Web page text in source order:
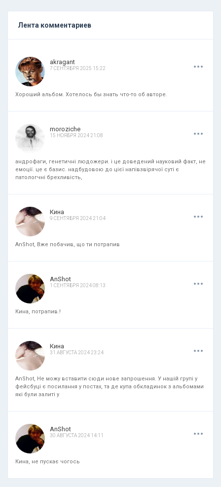
Лента комментариев
akragant
7 СЕНТЯБРЯ 2025 15:22 ...
Хороший альбом. Хотелось бы знать что-то об авторе.
moroziche
15 НОЯБРЯ 2024 21:08 ...
андрофаги, генетичні людожери. і це доведений науковий факт, не
емоції. це є базис. надбудовою до цієї напівзвірячої суті є
патологчні брехливість,
Кина
9 СЕНТЯБРЯ 2024 21:04 ...
AnShot, Вже побачив, що ти потрапив
AnShot
1 СЕНТЯБРЯ 2024 08:13 ...
Кина, потрапив.!
Кина
31 АВГУСТА 2024 23:24 ...
AnShot, Не можу вставити сюди нове запрошення. У нашій групі у
фейсбуці є посилання у постах, та де купа обкладинок з альбомами
які були залиті у
AnShot
30 АВГУСТА 2024 14:11 ...
Кина, не пускає чогось